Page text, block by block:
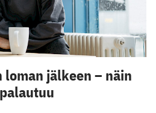
jälkeen – näin